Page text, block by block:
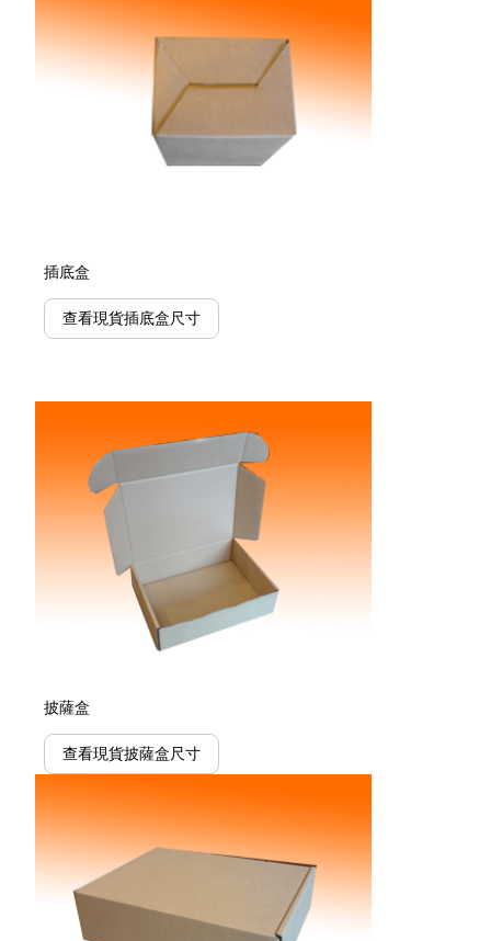
插底盒
查看現貨插底盒尺寸
披薩盒
查看現貨披薩盒尺寸